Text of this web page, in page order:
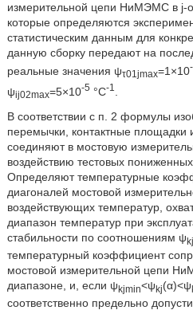
измерительной цепи НиМЭМС в j-
которые определяются
статистическим данным для
данную сборку передают на
реальные значения ψτ01jmax=1×10
ψij02max=5×10-5 °C-1
В соответствии с п. 2 формулы
перемычки, контактные площадки
соединяют в мостовую
воздействию тестовых
Определяют температурные
диагоналей мостовой
воздействующих температур,
диапазон температур при
стабильности по соотношениям ψkj
температурный коэффициент
мостовой измерительной цепи
диапазоне, и, если ψkjmin<ψkj(α)<ψ
соответственно предельно